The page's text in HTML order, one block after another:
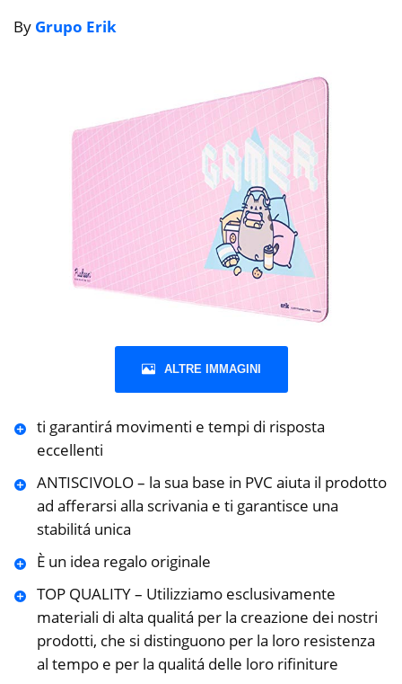
By Grupo Erik
ALTRE IMMAGINI
ti garantirá movimenti e tempi di risposta
eccellenti
ANTISCIVOLO – la sua base in PVC aiuta il prodotto
ad afferarsi alla scrivania e ti garantisce una
stabilitá unica
È un idea regalo originale
TOP QUALITY – Utilizziamo esclusivamente
materiali di alta qualitá per la creazione dei nostri
prodotti, che si distinguono per la loro resistenza
al tempo e per la qualitá delle loro rifiniture